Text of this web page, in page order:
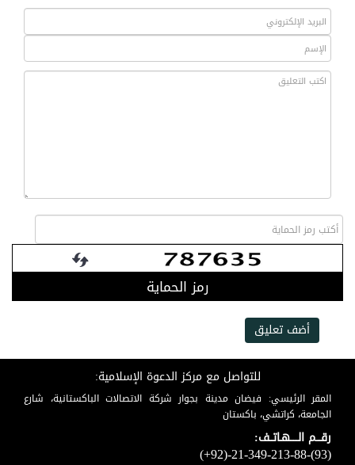
رمز الحماية
أضف تعليق
للتواصل مع مركز الدعوة الإسلامية:
المقر الرئيسي: فيضان مدينة بجوار شركة الاتصالات الباكستانية، شارع
الجامعة، كراتشي، باكستان
رقـــم الـــــهـاتــف:
(+92)-21-349-213-88-(93)